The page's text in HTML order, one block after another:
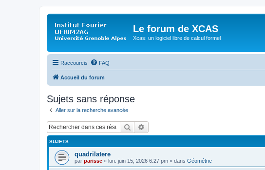
Le forum de XCAS
Xcas: un logiciel libre de calcul formel
Raccourcis FAQ
Accueil du forum
Sujets sans réponse
Aller sur la recherche avancée
Rechercher
SUJETS
quadrilatere
par parisse » lun. juin 15, 2026 6:27 pm » dans Géométrie